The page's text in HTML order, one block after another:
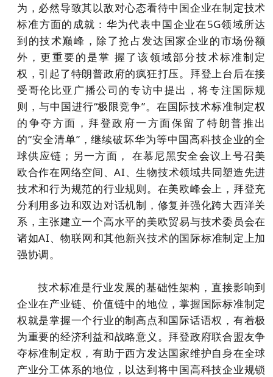
为，必然导致其以敌对心态看待中国企业在制定技术
标准方面的成就：华为代表中国企业在5G领域所达
到的技术巅峰，除了抢占发达国家企业的市场份额
外，更重要的是掌 握了该领域部分技术标准制定
权，引起了特朗普政府的疯狂打压。拜登上台后在接
受哥伦比亚广播公司的专访中提出，将专注国际规
则，与中国进行“极限竞争”。在国际技术标准制定权
的争夺方面，拜登政府一方面保留了特朗普推出
的“安全清单”，继续破坏华为等中国高科技企业的全
球供应链；另一方面， 在慕尼黑安全会议上号召美
欧合作在网络空间、AI、生物技术领域共同塑造先进
技术和行为规范的行业规则。在美欧峰会上，拜登充
分利用多边和双边对话机制，修复并强化跨大西洋关
系，主张建立一个高水平的美欧贸易与技术委员会在
诸如AI、物联网和其他新兴技术的国际标准制定上加
强协调。
技术标准是行业发展的基础性架构，直接影响到
企业在产业链、价值链中的地位，掌握国际标准制定
权就是掌握一个行业的制高点和国际话语权，有着极
为重要的经济利益和战略意义。拜登政府联合盟友争
夺标准制定权，有助于西方发达国家维护自身在全球
产业分工体系的地位，以达到将中国高科技企业规锁